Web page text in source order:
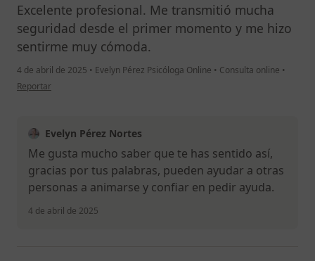
Excelente profesional. Me transmitió mucha
seguridad desde el primer momento y me hizo
sentirme muy cómoda.
4 de abril de 2025 • Evelyn Pérez Psicóloga Online • Consulta online •
en opinión del usuario Katherine
Reportar
Evelyn Pérez Nortes
Me gusta mucho saber que te has sentido así,
gracias por tus palabras, pueden ayudar a otras
personas a animarse y confiar en pedir ayuda.
4 de abril de 2025